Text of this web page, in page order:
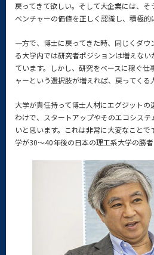
戻ってきて欲しい。そして大企業には、
ベンチャーの価値を正しく認識し、積極的
一方で、博士に戻ってきた時、同じくダ
る大学内では研究者ポジションは増えな
ています。しかし、研究をベースに稼ぐ仕
ャーという選択肢が増えれば、戻ってくる
大学が責任持って博士人材にエグジット
わけで、スタートアップやそのエコシス
いと思います。これは非常に大変なこと
学が30～40年後の日本の理工系大学の勝者